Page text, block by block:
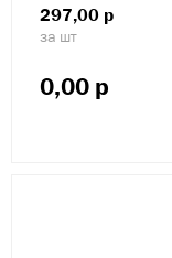
297,00 р
за шт
0,00 р